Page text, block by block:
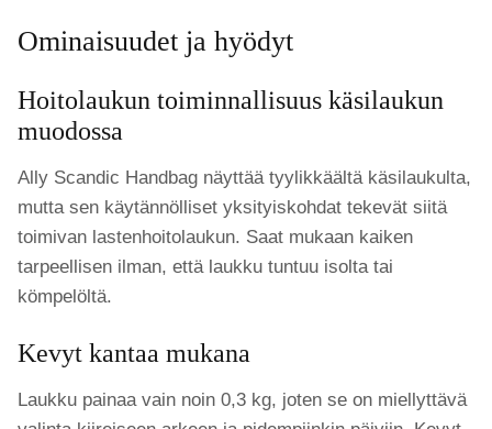
Ominaisuudet ja hyödyt
Hoitolaukun toiminnallisuus käsilaukun
muodossa
Ally Scandic Handbag näyttää tyylikkäältä käsilaukulta,
mutta sen käytännölliset yksityiskohdat tekevät siitä
toimivan lastenhoitolaukun. Saat mukaan kaiken
tarpeellisen ilman, että laukku tuntuu isolta tai
kömpelöltä.
Kevyt kantaa mukana
Laukku painaa vain noin 0,3 kg, joten se on miellyttävä